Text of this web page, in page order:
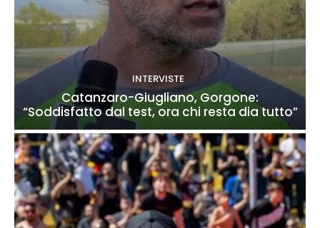
INTERVISTE
Catanzaro-Giugliano, Gorgone:
“Soddisfatto dal test, ora chi resta dia tutto”